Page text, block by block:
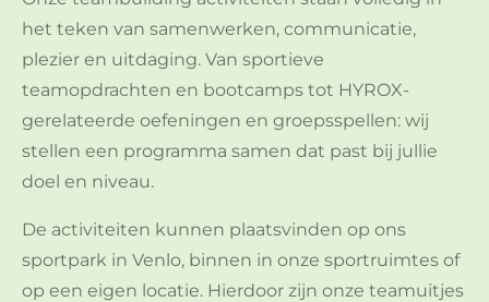
het teken van samenwerken, communicatie,
plezier en uitdaging. Van sportieve
teamopdrachten en bootcamps tot HYROX-
gerelateerde oefeningen en groepsspellen: wij
stellen een programma samen dat past bij jullie
doel en niveau.
De activiteiten kunnen plaatsvinden op ons
sportpark in Venlo, binnen in onze sportruimtes of
op een eigen locatie. Hierdoor zijn onze teamuitjes